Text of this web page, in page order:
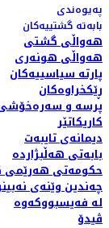
پەیوەندی
بابەتە گشتییەکان
هەواڵی گشتی
هەواڵی هونەری
پارتە سیاسییەکان
ڕێکخراوەکان
پرسە و
کاریکاتێر
دیمانەی تایبەت
بابەتی هەڵبژاردە
حکومەتی هەرێمی
چەندین وێنەی
لە فەیسبووکەوە
ڤیدۆ